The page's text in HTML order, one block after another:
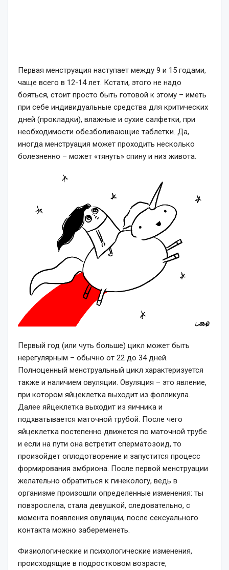
Первая менструация наступает между 9 и 15 годами,
чаще всего в 12-14 лет. Кстати, этого не надо
бояться, стоит просто быть готовой к этому – иметь
при себе индивидуальные средства для критических
дней (прокладки), влажные и сухие салфетки, при
необходимости обезболивающие таблетки. Да,
иногда менструация может проходить несколько
болезненно – может «тянуть» спину и низ живота.
Первый год (или чуть больше) цикл может быть
нерегулярным – обычно от 22 до 34 дней.
Полноценный менструальный цикл характеризуется
также и наличием овуляции. Овуляция – это явление,
при котором яйцеклетка выходит из фолликула.
Далее яйцеклетка выходит из яичника и
подхватывается маточной трубой. После чего
яйцеклетка постепенно движется по маточной трубе
и если на пути она встретит сперматозоид, то
произойдет оплодотворение и запустится процесс
формирования эмбриона. После первой менструации
желательно обратиться к гинекологу, ведь в
организме произошли определенные изменения: ты
повзрослела, стала девушкой, следовательно, с
момента появления овуляции, после сексуального
контакта можно забеременеть.
Физиологические и психологические изменения,
происходящие в подростковом возрасте,